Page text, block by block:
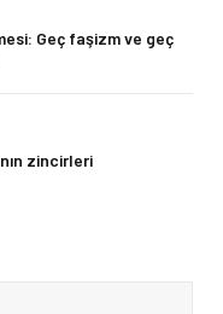
Geç faşizm ve geç
zincirleri